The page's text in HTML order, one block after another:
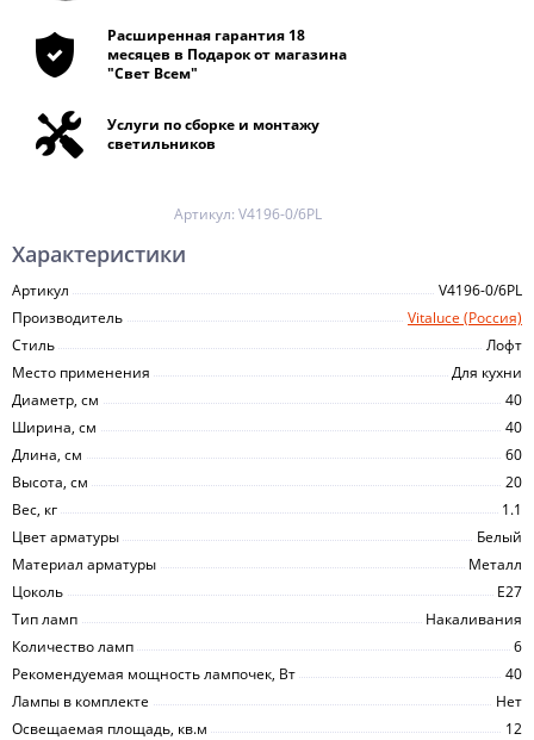
Расширенная гарантия 18
месяцев в Подарок от магазина
"Свет Всем"
Услуги по сборке и монтажу
светильников
Артикул: V4196-0/6PL
Характеристики
Артикул
V4196-0/6PL
Производитель
Vitaluce (Россия)
Стиль
Лофт
Место применения
Для кухни
Диаметр, см
40
Ширина, см
40
Длина, см
60
Высота, см
20
Вес, кг
1.1
Цвет арматуры
Белый
Материал арматуры
Металл
Цоколь
E27
Тип ламп
Накаливания
Количество ламп
6
Рекомендуемая мощность лампочек, Вт
40
Лампы в комплекте
Нет
Освещаемая площадь, кв.м
12